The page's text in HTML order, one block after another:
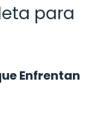
para
Enfrentan